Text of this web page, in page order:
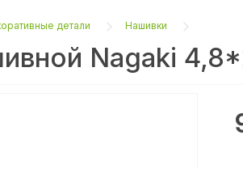
детали Нашивки
Nagaki